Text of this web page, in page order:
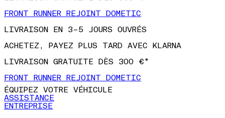
LIVRAISON EN 3–5 JOURS OUVRÉS
ACHETEZ, PAYEZ PLUS TARD AVEC KLARNA
LIVRAISON GRATUITE DÈS 300 €*
FRONT RUNNER REJOINT DOMETIC
ÉQUIPEZ VOTRE VÉHICULE
ASSISTANCE
ENTREPRISE